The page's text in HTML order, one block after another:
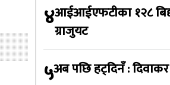
४आईआईएफटीका १२८
ग्राजुयट
५अब पछि हट्दिनँ :